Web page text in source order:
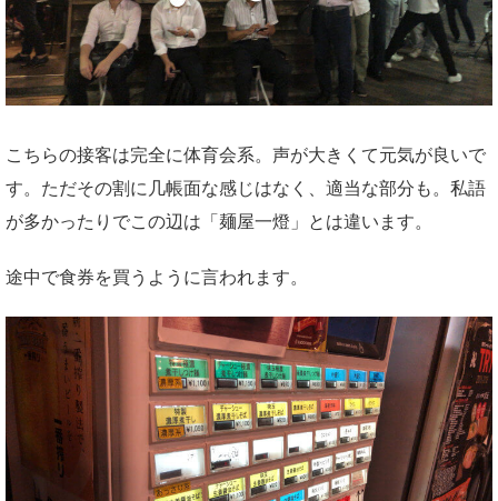
こちらの接客は完全に体育会系。声が大きくて元気が良いで
す。ただその割に几帳面な感じはなく、適当な部分も。私語
が多かったりでこの辺は「麺屋一燈」とは違います。
途中で食券を買うように言われます。